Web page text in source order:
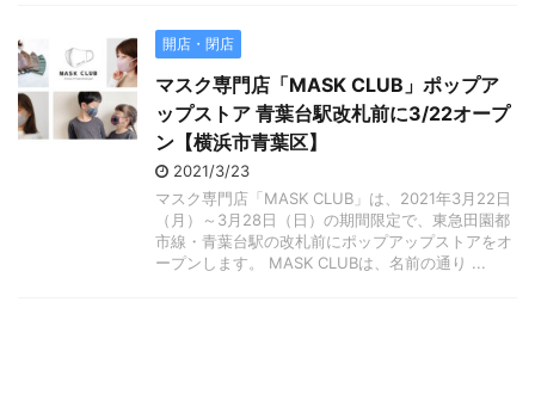
開店・閉店
マスク専門店「MASK CLUB」ポップア
ップストア 青葉台駅改札前に3/22オープ
ン【横浜市青葉区】
2021/3/23
マスク専門店「MASK CLUB」は、2021年3月22日
（月）～3月28日（日）の期間限定で、東急田園都
市線・青葉台駅の改札前にポップアップストアをオ
ープンします。 MASK CLUBは、名前の通り ...